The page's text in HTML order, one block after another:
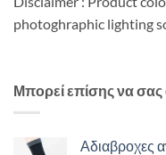
photoghraphic lighting
Μπορεί επίσης να σας
Αδιαβροχες